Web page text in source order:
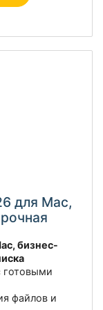
для Мас,
бизнес-
готовыми
файлов и